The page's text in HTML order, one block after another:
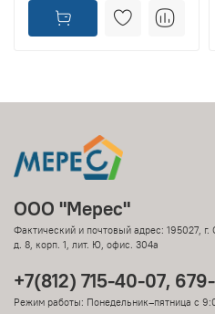
ООО "Мерес"
Фактический и почтовый адрес: 195027,
д. 8, корп. 1, лит. Ю, офис. 304а
+7(812) 715-40-07,
Режим работы: Понедельник–пятница с